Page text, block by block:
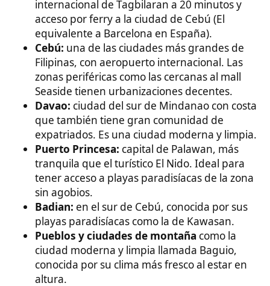
expatriados. Es una ciudad moderna y limpia.
Puerto Princesa:capital de Palawan, más
tranquila que el turístico El Nido. Ideal para
tener acceso a playas paradisíacas de la zona
sin agobios.
Badian:
en el sur de Cebú, conocida por sus
playas paradisíacas como la de Kawasan.
Pueblos y ciudades de montañacomo la
ciudad moderna y limpia llamada Baguio,
conocida por su clima más fresco al estar en
altura.
Alquileres económicos en Filipinas​
Uno de los principales atractivos de Filipinas es el
bajo coste de la vivienda en alquiler, incluso en zonas
paradisíacas. Se recomienda buscar por Facebook
Marketplace, donde los propietarios publican
ofertas que no están en portales tradicionales.
Es habitual encontrar estudios y casas humildes y
sencillas por unos 50-150€ al mes, o apartamentos
amueblados modernos en urbanizaciones con